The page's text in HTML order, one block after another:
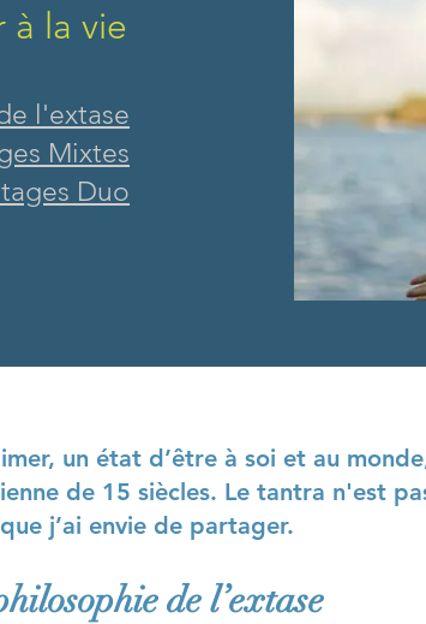
à la vie
l'extase
Mixtes
Duo
un état d’être à soi et au
de 15 siècles. Le tantra n'est
j’ai envie de partager.
de l’extase